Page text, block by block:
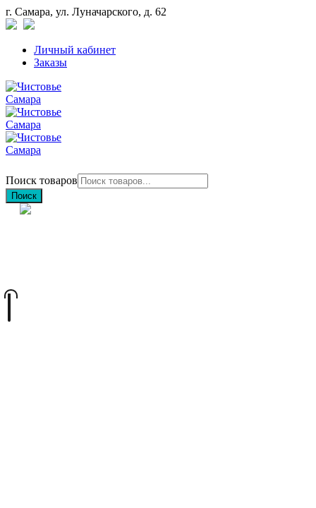
г. Самара, ул. Луначарского, д. 62
Личный кабинет
Заказы
Поиск товаров
Поиск